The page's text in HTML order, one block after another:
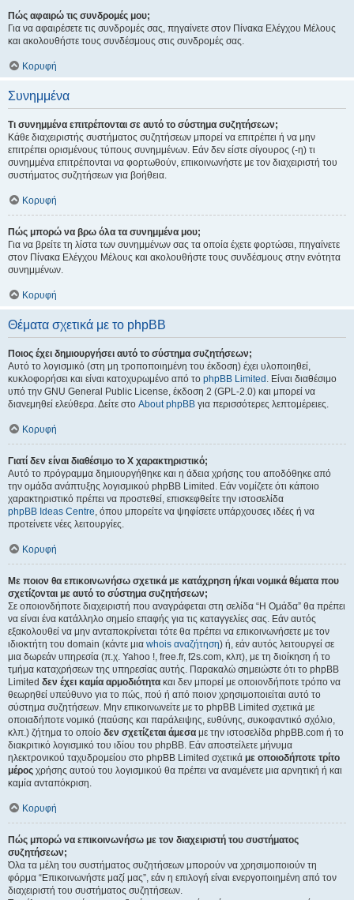
Πώς αφαιρώ τις συνδρομές μου;
Για να αφαιρέσετε τις συνδρομές σας, πηγαίνετε στον Πίνακα Ελέγχου Μέλους
και ακολουθήστε τους συνδέσμους στις συνδρομές σας.
Κορυφή
Συνημμένα
Τι συνημμένα επιτρέπονται σε αυτό το σύστημα συζητήσεων;
Κάθε διαχειριστής συστήματος συζητήσεων μπορεί να επιτρέπει ή να μην
επιτρέπει ορισμένους τύπους συνημμένων. Εάν δεν είστε σίγουρος (-η) τι
συνημμένα επιτρέπονται να φορτωθούν, επικοινωνήστε με τον διαχειριστή του
συστήματος συζητήσεων για βοήθεια.
Κορυφή
Πώς μπορώ να βρω όλα τα συνημμένα μου;
Για να βρείτε τη λίστα των συνημμένων σας τα οποία έχετε φορτώσει, πηγαίνετε
στον Πίνακα Ελέγχου Μέλους και ακολουθήστε τους συνδέσμους στην ενότητα
συνημμένων.
Κορυφή
Θέματα σχετικά με το phpBB
Ποιος έχει δημιουργήσει αυτό το σύστημα συζητήσεων;
Αυτό το λογισμικό (στη μη τροποποιημένη του έκδοση) έχει υλοποιηθεί,
κυκλοφορήσει και είναι κατοχυρωμένο από το phpBB Limited . Είναι διαθέσιμο
υπό την GNU General Public License, έκδοση 2 (GPL-2.0) και μπορεί να
διανεμηθεί ελεύθερα. Δείτε στο About phpBB για περισσότερες λεπτομέρειες.
Κορυφή
Γιατί δεν είναι διαθέσιμο το Χ χαρακτηριστικό;
Αυτό το πρόγραμμα δημιουργήθηκε και η άδεια χρήσης του αποδόθηκε από
την ομάδα ανάπτυξης λογισμικού phpBB Limited. Εάν νομίζετε ότι κάποιο
χαρακτηριστικό πρέπει να προστεθεί, επισκεφθείτε την ιστοσελίδα
phpBB Ideas Centre, όπου μπορείτε να ψηφίσετε υπάρχουσες ιδέες ή να
προτείνετε νέες λειτουργίες.
Κορυφή
Με ποιον θα επικοινωνήσω σχετικά με κατάχρηση ή/και νομικά θέματα που
σχετίζονται με αυτό το σύστημα συζητήσεων;
Σε οποιονδήποτε διαχειριστή που αναγράφεται στη σελίδα “Η Ομάδα” θα πρέπει
να είναι ένα κατάλληλο σημείο επαφής για τις καταγγελίες σας. Εάν αυτός
εξακολουθεί να μην ανταποκρίνεται τότε θα πρέπει να επικοινωνήσετε με τον
ιδιοκτήτη του domain (κάντε μια whois αναζήτηση) ή, εάν αυτός λειτουργεί σε
μια δωρεάν υπηρεσία (π.χ. Yahoo !, free.fr, f2s.com, κλπ), με τη διοίκηση ή το
τμήμα καταχρήσεων της υπηρεσίας αυτής. Παρακαλώ σημειώστε ότι το phpBB
Limited δεν έχει καμία αρμοδιότητα και δεν μπορεί με οποιονδήποτε τρόπο να
θεωρηθεί υπεύθυνο για το πώς, πού ή από ποιον χρησιμοποιείται αυτό το
σύστημα συζητήσεων. Μην επικοινωνείτε με το phpBB Limited σχετικά με
οποιαδήποτε νομικό (παύσης και παράλειψης, ευθύνης, συκοφαντικό σχόλιο,
κλπ.) ζήτημα το οποίο δεν σχετίζεται άμεσα με την ιστοσελίδα phpBB.com ή το
διακριτικό λογισμικό του ιδίου του phpBB. Εάν αποστείλετε μήνυμα
ηλεκτρονικού ταχυδρομείου στο phpBB Limited σχετικά με οποιοδήποτε τρίτο
μέρος χρήσης αυτού του λογισμικού θα πρέπει να αναμένετε μια αρνητική ή και
καμία ανταπόκριση.
Κορυφή
Πώς μπορώ να επικοινωνήσω με τον διαχειριστή του συστήματος
συζητήσεων;
Όλα τα μέλη του συστήματος συζητήσεων μπορούν να χρησιμοποιούν τη
φόρμα “Επικοινωνήστε μαζί μας”, εάν η επιλογή είναι ενεργοποιημένη από τον
διαχειριστή του συστήματος συζητήσεων.